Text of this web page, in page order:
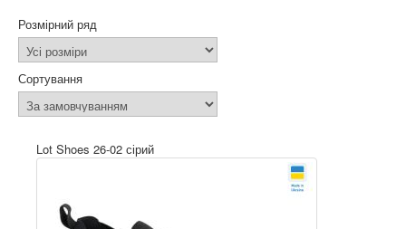
Розмірний ряд
Сортування
Lot Shoes 26-02 сірий